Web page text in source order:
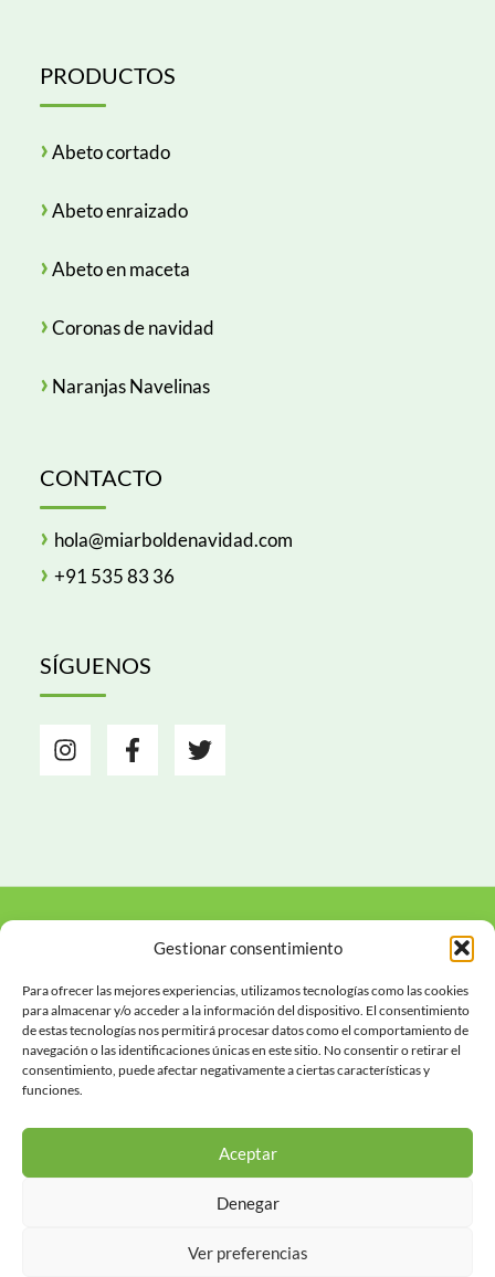
Gestionar consentimiento
Para ofrecer las mejores experiencias, utilizamos tecnologías como las cookies
para almacenar y/o acceder a la información del dispositivo. El consentimiento
de estas tecnologías nos permitirá procesar datos como el comportamiento de
navegación o las identificaciones únicas en este sitio. No consentir o retirar el
consentimiento, puede afectar negativamente a ciertas características y
funciones.
Aceptar
Denegar
Ver preferencias
PRODUCTOS
›Abeto cortado
›Abeto enraizado
›Abeto en maceta
›Coronas de navidad
› Naranjas Navelinas
CONTACTO
› hola@miarboldenavidad.com
› +91 535 83 36
SÍGUENOS
Financiado por la Unión Europea
NetxGeneration EU
derechos reservados